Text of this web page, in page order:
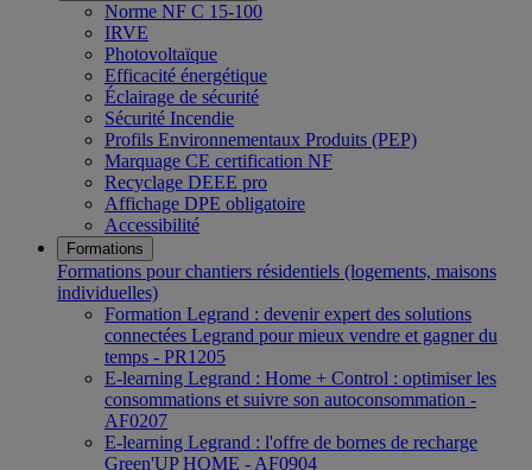
Norme NF C 15-100
IRVE
Photovoltaïque
Efficacité énergétique
Éclairage de sécurité
Sécurité Incendie
Profils Environnementaux Produits (PEP)
Marquage CE certification NF
Recyclage DEEE pro
Affichage DPE obligatoire
Accessibilité
Formations
Formations pour chantiers résidentiels (logements, maisons
individuelles)
Formation Legrand : devenir expert des solutions
connectées Legrand pour mieux vendre et gagner du
temps - PR1205
E-learning Legrand : Home + Control : optimiser les
consommations et suivre son autoconsommation -
AF0207
E-learning Legrand : l'offre de bornes de recharge
Green'UP HOME - AF0904